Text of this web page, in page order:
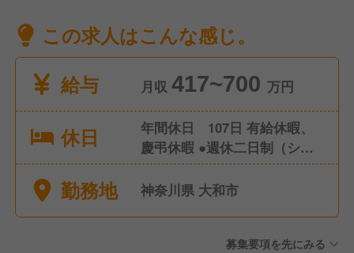
この求人はこんな感じ。
給与
月収 417~700 万円
休日
年間休日 107日 有給休暇、
慶弔休暇 ●週休二日制（シフ
ト制） ●産前産後休暇（取
得・復帰実績あり） ●育児休
勤務地 神奈川県 大和市
募集要項を先にみる